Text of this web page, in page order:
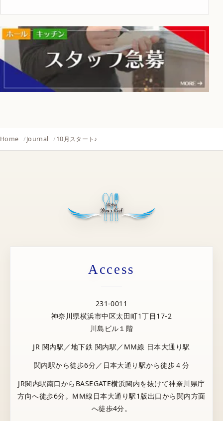
Home Journal 10月スタート♪
Access
231-0011
神奈川県横浜市中区太田町1丁目17-2
川島ビル１階
JR 関内駅／地下鉄 関内駅／MM線 日本大通り駅
関内駅から徒歩6分／日本大通り駅から徒歩４分
JR関内駅南口からBASEGATE横浜関内を抜けて神奈川県庁
方向へ徒歩6分。MM線日本大通り駅1版出口から関内方面
へ徒歩4分。